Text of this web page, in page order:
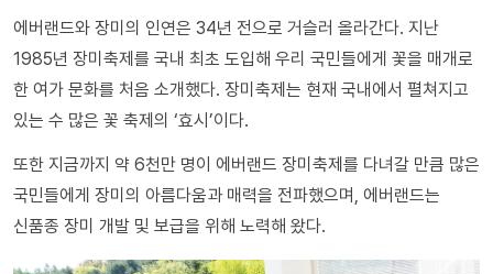
에버랜드와 장미의 인연은 34년 전으로 거슬러 올라간다. 지난
1985년 장미축제를 국내 최초 도입해 우리 국민들에게 꽃을 매개로
한 여가 문화를 처음 소개했다. 장미축제는 현재 국내에서 펼쳐지고
있는 수 많은 꽃 축제의 ‘효시’이다.
또한 지금까지 약 6천만 명이 에버랜드 장미축제를 다녀갈 만큼 많은
국민들에게 장미의 아름다움과 매력을 전파했으며, 에버랜드는
신품종 장미 개발 및 보급을 위해 노력해 왔다.